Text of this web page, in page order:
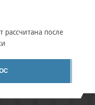
рассчитана после